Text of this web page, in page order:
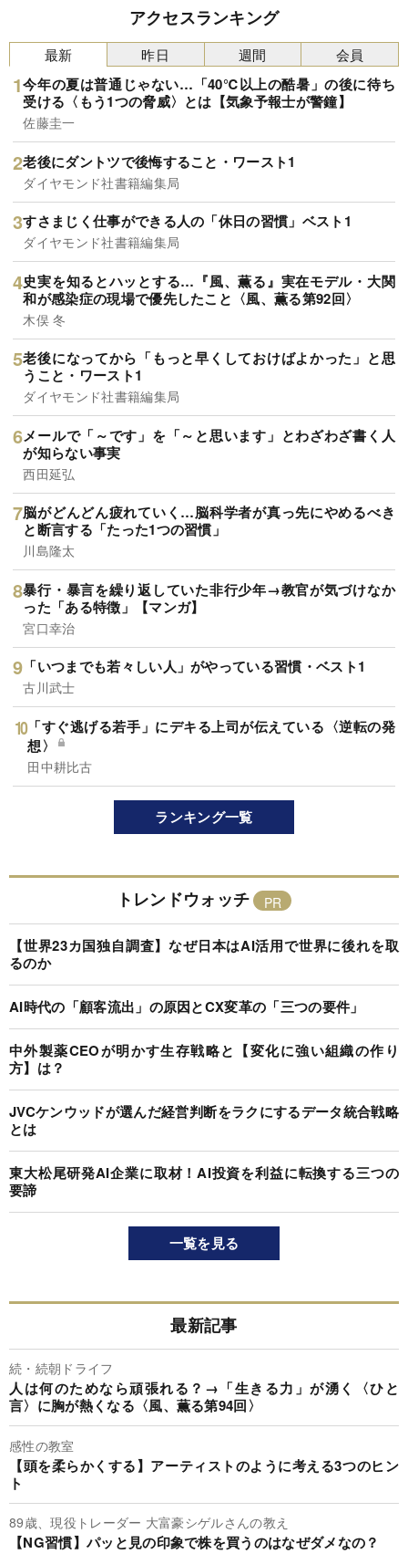
アクセスランキング
最新
今年の夏は普通じゃない…「40℃以上の酷暑」の後に待ち
受ける〈もう1つの脅威〉とは【気象予報士が警鐘】
佐藤圭一
老後にダントツで後悔すること・ワースト1
ダイヤモンド社書籍編集局
すさまじく仕事ができる人の「休日の習慣」ベスト1
ダイヤモンド社書籍編集局
史実を知るとハッとする…『風、薫る』実在モデル・大関
和が感染症の現場で優先したこと〈風、薫る第92回〉
木俣 冬
老後になってから「もっと早くしておけばよかった」と思
うこと・ワースト1
ダイヤモンド社書籍編集局
メールで「～です」を「～と思います」とわざわざ書く人
が知らない事実
西田延弘
脳がどんどん疲れていく…脳科学者が真っ先にやめるべき
と断言する「たった1つの習慣」
川島隆太
暴行・暴言を繰り返していた非行少年→教官が気づけなか
った「ある特徴」【マンガ】
宮口幸治
「いつまでも若々しい人」がやっている習慣・ベスト1
古川武士
「すぐ逃げる若手」にデキる上司が伝えている〈逆転の発
想〉
田中耕比古
昨日 週間 会員
ランキング一覧
トレンドウォッチ
【世界23カ国独自調査】なぜ日本はAI活用で世界に後れを取
るのか
AI時代の「顧客流出」の原因とCX変革の「三つの要件」
中外製薬CEOが明かす生存戦略と【変化に強い組織の作り
方】は？
JVCケンウッドが選んだ経営判断をラクにするデータ統合戦略
とは
東大松尾研発AI企業に取材！AI投資を利益に転換する三つの
要諦
一覧を見る
最新記事
続・続朝ドライフ
人は何のためなら頑張れる？→「生きる力」が湧く〈ひと
言〉に胸が熱くなる〈風、薫る第94回〉
感性の教室
【頭を柔らかくする】アーティストのように考える3つのヒン
ト
89歳、現役トレーダー 大富豪シゲルさんの教え
【NG習慣】パッと見の印象で株を買うのはなぜダメなの？